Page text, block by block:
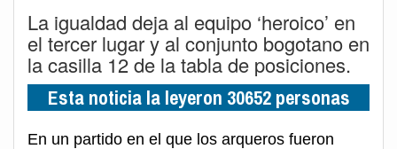
La igualdad deja al equipo ‘heroico’ en
el tercer lugar y al conjunto bogotano en
la casilla 12 de la tabla de posiciones.
Esta noticia la leyeron 30652 personas
En un partido en el que los arqueros fueron